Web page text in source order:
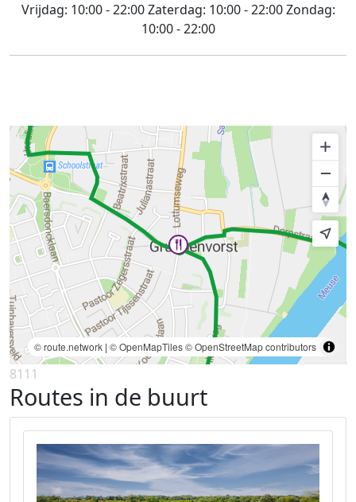
Vrijdag: 10:00 - 22:00Zaterdag: 10:00 - 22:00Zondag:
10:00 - 22:00
© route.network | © OpenMapTiles© OpenStreetMap contributors
8111
Routes in de buurt